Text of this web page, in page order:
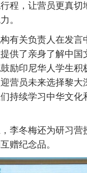
程，让营员更真切
。
有关负责人在发言
供了亲身了解中国
励印尼华人学生积
营员未来选择黎大
持续学习中华文化
李冬梅还为研习营
赠纪念品。